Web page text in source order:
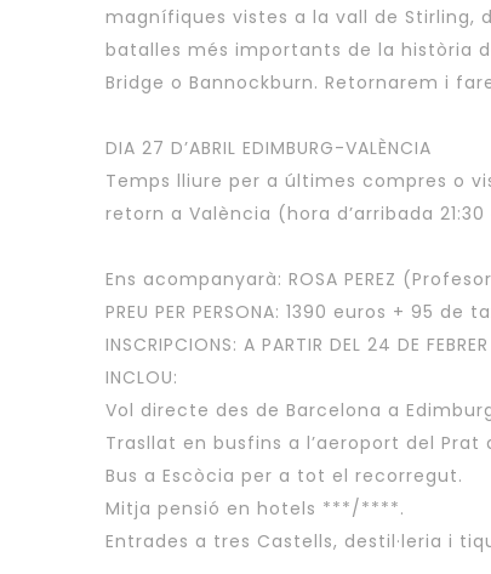
magnífiques vistes a la vall de Stirling,
batalles més importants de la història
Bridge o Bannockburn. Retornarem i
DIA 27 D’ABRIL EDIMBURG-VALÈNCIA
Temps lliure per a últimes compres o
retorn a València (hora d’arribada 21:30
Ens acompanyarà: ROSA PEREZ
PREU PER PERSONA: 1390 euros + 95 de
INSCRIPCIONS: A PARTIR DEL 24 DE FEBRER
INCLOU:
Vol directe des de Barcelona a
Trasllat en busfins a l’aeroport del
Bus a Escòcia per a tot el recorregut.
Mitja pensió en hotels ***/****.
Entrades a tres Castells, destil·leria i